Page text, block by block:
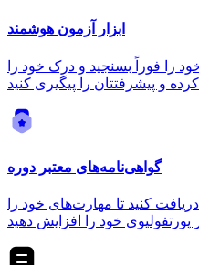
ابزار آزمون هوشمند
را فوراً بسنجید و درک خود را
گواهی‌نامه‌های معتبر دوره
کنید تا مهارت‌های خود را